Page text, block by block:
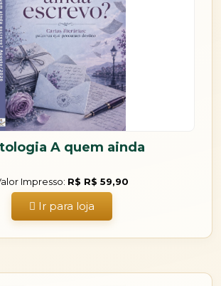
A quem ainda
Impresso: R$ R$ 59,90
Ir para loja